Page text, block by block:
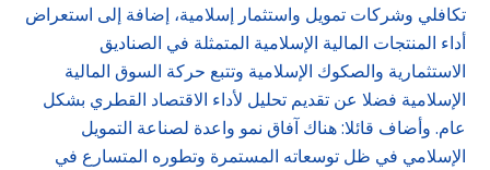
تكافلي وشركات تمويل واستثمار إسلامية، إضافة إلى استعراض
أداء المنتجات المالية الإسلامية المتمثلة في الصناديق
الاستثمارية والصكوك الإسلامية وتتبع حركة السوق المالية
الإسلامية فضلا عن تقديم تحليل لأداء الاقتصاد القطري بشكل
عام. وأضاف قائلا: هناك آفاق نمو واعدة لصناعة التمويل
الإسلامي في ظل توسعاته المستمرة وتطوره المتسارع في